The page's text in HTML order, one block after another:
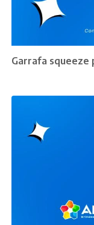
Garrafa squeeze